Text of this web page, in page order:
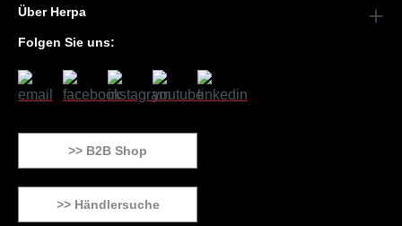
Über Herpa
Folgen Sie uns:
>> B2B Shop
>> Händlersuche